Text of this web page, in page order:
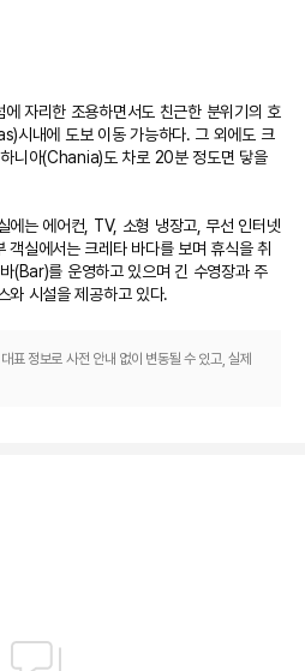
자리한 조용하면서도 친근한 분위기의 호
시내에 도보 이동 가능하다. 그 외에도 크
니아(Chania)도 차로 20분 정도면 닿을
에는 에어컨, TV, 소형 냉장고, 무선 인터넷
객실에서는 크레타 바다를 보며 휴식을 취
(Bar)를 운영하고 있으며 긴 수영장과 주
와 시설을 제공하고 있다.
표 정보로 사전 안내 없이 변동될 수 있고, 실제